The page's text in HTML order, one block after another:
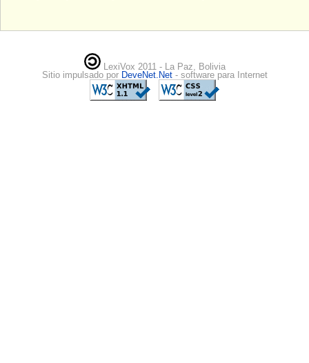
LexiVox 2011 - La Paz, Bolivia
Sitio impulsado por DeveNet.Net - software para Internet